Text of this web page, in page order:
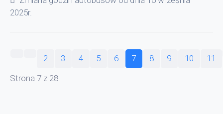
2025r.
2 3 4 5 6 7 8 9 10
11
Strona 7 z 28